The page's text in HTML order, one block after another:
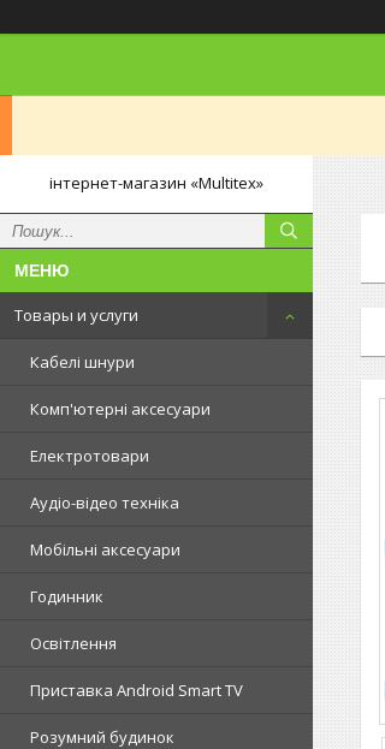
інтернет-магазин «Multitex»
Товары и услуги
Кабелі шнури
Комп'ютерні аксесуари
Електротовари
Аудіо-відео техніка
Мобільні аксесуари
Годинник
Освітлення
Приставка Android Smart TV
Розумний будинок